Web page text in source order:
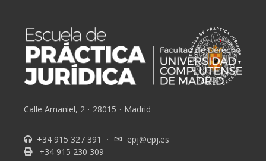
Calle Amaniel, 2 · 28015 · Madrid
+34 915 327 391 ·
epj@epj.es
+34 915 230 309